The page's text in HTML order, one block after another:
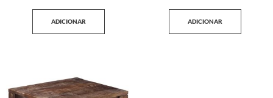
ADICIONAR ADICIONAR